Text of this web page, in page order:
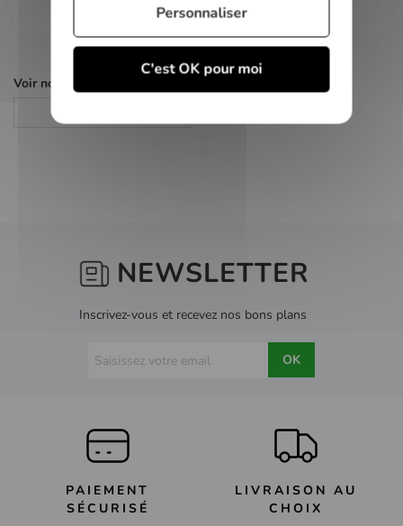
Voir nos autres pages :
NEWSLETTER
Inscrivez-vous et recevez nos bons plans
OK
PAIEMENT
SÉCURISÉ
LIVRAISON AU
CHOIX
C'est OK pour moi
Personnaliser